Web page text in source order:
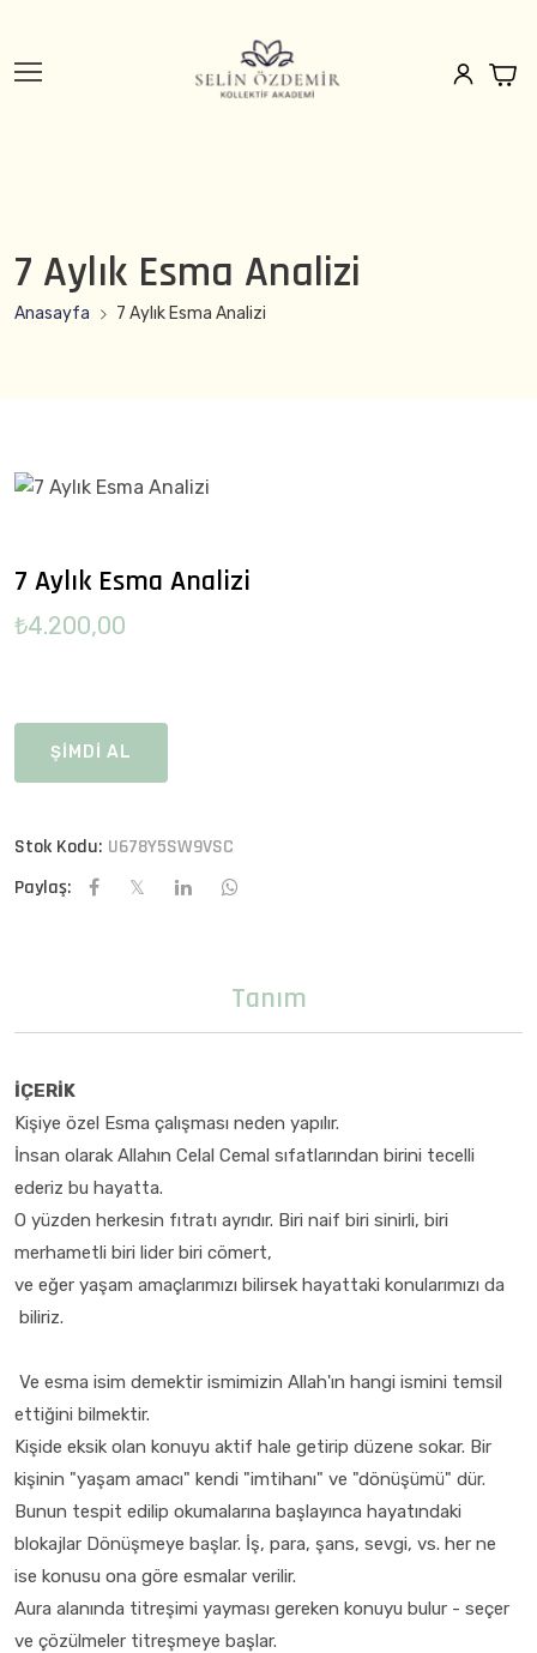
7 Aylık Esma Analizi
Anasayfa 7 Aylık Esma Analizi
7 Aylık Esma Analizi
₺4.200,00
ŞİMDİ AL
Stok Kodu: U678Y5SW9VSC
Paylaş:
Tanım
İÇERİK
Kişiye özel Esma çalışması neden yapılır.
İnsan olarak Allahın Celal Cemal sıfatlarından birini tecelli
ederiz bu hayatta.
O yüzden herkesin fıtratı ayrıdır. Biri naif biri sinirli, biri
merhametli biri lider biri cömert,
ve eğer yaşam amaçlarımızı bilirsek hayattaki konularımızı da
biliriz.
Ve esma isim demektir ismimizin Allah'ın hangi ismini temsil
ettiğini bilmektir.
Kişide eksik olan konuyu aktif hale getirip düzene sokar. Bir
kişinin "yaşam amacı" kendi "imtihanı" ve "dönüşümü" dür.
Bunun tespit edilip okumalarına başlayınca hayatındaki
blokajlar Dönüşmeye başlar. İş, para, şans, sevgi, vs. her ne
ise konusu ona göre esmalar verilir.
Aura alanında titreşimi yayması gereken konuyu bulur - seçer
ve çözülmeler titreşmeye başlar.